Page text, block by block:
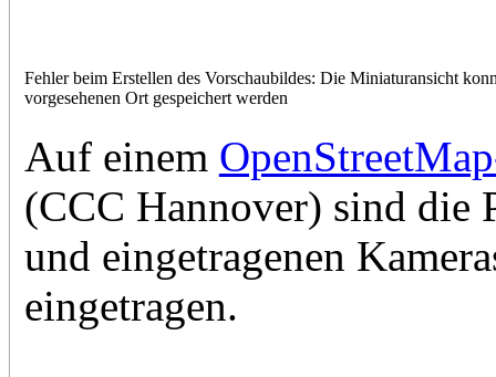
Fehler beim Erstellen des Vorschaubildes: Die Miniaturansicht
vorgesehenen Ort gespeichert werden
Auf einem
(CCC Hannover) sind die
und eingetragenen
eingetragen.